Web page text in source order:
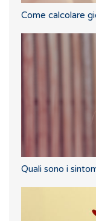
Come calcolare
Quali sono i